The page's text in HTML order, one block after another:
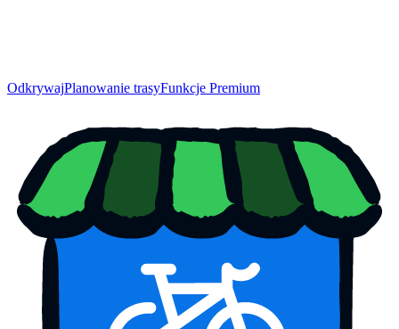
OdkrywajPlanowanie trasyFunkcje Premium